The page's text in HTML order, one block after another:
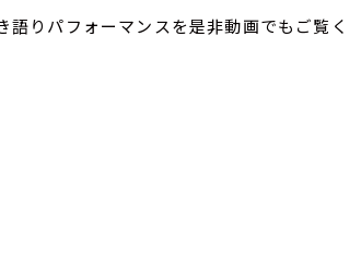
りパフォーマンスを是非動画でもご覧く